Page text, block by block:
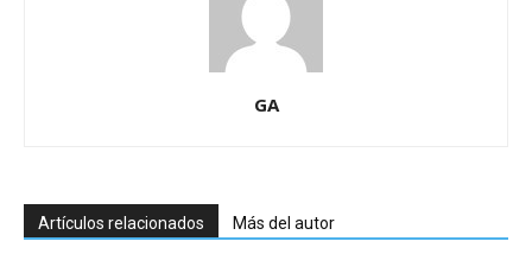
GA
Artículos relacionados Más del autor